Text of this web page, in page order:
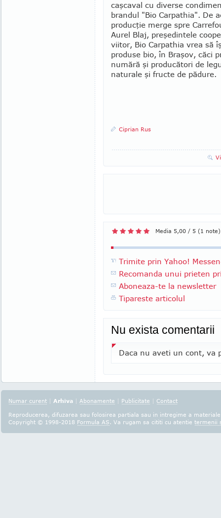
caşcaval cu diverse
brandul "Bio Carpathia". De
producţie merge spre
Aurel Blaj, preşedintele
viitor, Bio Carpathia vrea să
produse bio, în Braşov, căci
numără şi producători de
naturale şi fructe de pădure.
Ciprian Rus
Media 5,00 / 5 (1 note)
Trimite prin Yahoo!
Recomanda unui prieten
Aboneaza-te la newsletter
Tipareste articolul
Nu exista comentarii
Daca nu aveti un cont, va
Numar curent | Arhiva | Abonamente | Publicitate | Contact
Reproducerea, difuzarea sau folosirea partiala sau in intregime a
Copyright © 1998-2018 Formula AS. Va rugam sa cititi cu atentie termenii